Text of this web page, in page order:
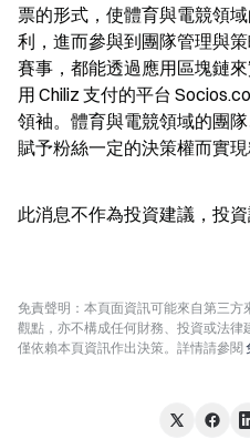
票的形式，使體育與電競領
利，進而參與到團隊管理與
賽事，都能透過應用區塊鏈
用 Chiliz 支付的平台
領袖。體育與電競領域的團
賦予粉絲一定的決策權而實現
此消息不作為投資建議，投資
免責聲明：本頁面資訊可能來自第三
觀點，亦不構成任何財務、投資或法
僅依賴本頁資訊作出決策。詳情請參閱